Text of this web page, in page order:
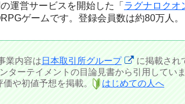
運営サービスを開始した「 ラグナロクオ
ゲームです。登録会員数は約80万人。
業内容は日本取引所グループ
に掲載され
ターテイメントの目論見書から引用してい
や初値予想を掲載。
はじめての人へ